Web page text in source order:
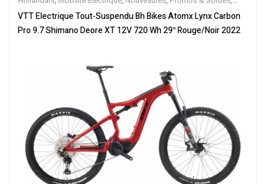
Tout-Suspendus,Vélo électrique ville,Velos Electriques,VTT
Électriques
VTT Electrique Tout-Suspendu Bh Bikes Atomx Lynx Carbon
Pro 9.7 Shimano Deore XT 12V 720 Wh 29″ Rouge/Noir 2022